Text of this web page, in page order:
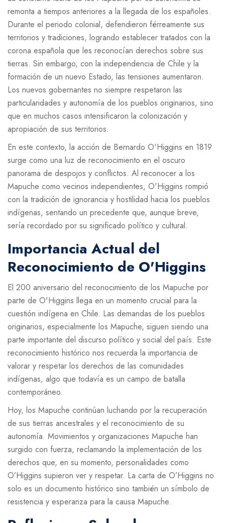
remonta a tiempos anteriores a la llegada de los españoles.
Durante el periodo colonial, defendieron férreamente sus
territorios y tradiciones, logrando establecer tratados con la
corona española que les reconocían derechos sobre sus
tierras. Sin embargo, con la independencia de Chile y la
formación de un nuevo Estado, las tensiones aumentaron.
Los nuevos gobernantes no siempre respetaron las
particularidades y autonomía de los pueblos originarios, sino
que en muchos casos intensificaron la colonización y
apropiación de sus territorios.
En este contexto, la acción de Bernardo O'Higgins en 1819
surge como una luz de reconocimiento en el oscuro
panorama de despojos y conflictos. Al reconocer a los
Mapuche como vecinos independientes, O'Higgins rompió
con la tradición de ignorancia y hostilidad hacia los pueblos
indígenas, sentando un precedente que, aunque breve,
sería recordado por su significado político y cultural.
Importancia Actual del
Reconocimiento de O'Higgins
El 200 aniversario del reconocimiento de los Mapuche por
parte de O'Higgins llega en un momento crucial para la
cuestión indígena en Chile. Las demandas de los pueblos
originarios, especialmente los Mapuche, siguen siendo una
parte importante del discurso político y social del país. Este
reconocimiento histórico nos recuerda la importancia de
valorar y respetar los derechos de las comunidades
indígenas, algo que todavía es un campo de batalla
contemporáneo.
Hoy, los Mapuche continúan luchando por la recuperación
de sus tierras ancestrales y el reconocimiento de su
autonomía. Movimientos y organizaciones Mapuche han
surgido con fuerza, reclamando la implementación de los
derechos que, en su momento, personalidades como
O’Higgins supieron ver y respetar. La carta de O’Higgins no
solo es un documento histórico sino también un símbolo de
resistencia y esperanza para la causa Mapuche.